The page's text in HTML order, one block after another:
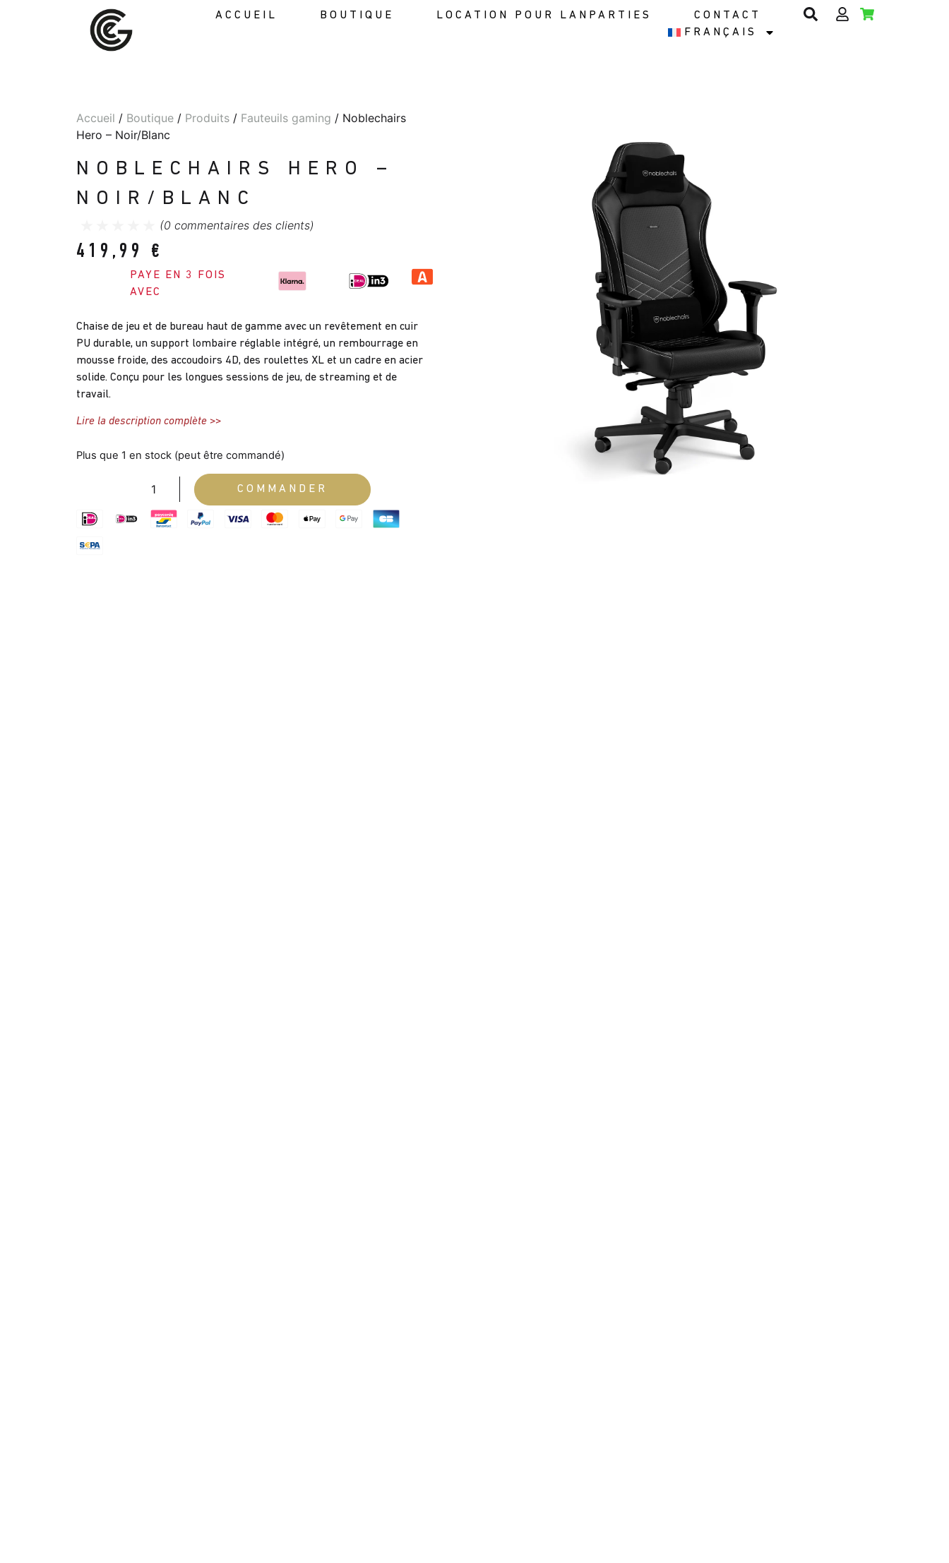
ACCUEIL BOUTIQUE LOCATION POUR LANPARTIES
CONTACT
FRANÇAIS
Accueil / Boutique/ Produits/ Fauteuils gaming / Noblechairs
Hero – Noir/Blanc
NOBLECHAIRS HERO –
NOIR/BLANC
(0commentaires des clients)
419,99 €
PAYE EN 3 FOIS
AVEC
Chaise de jeu et de bureau haut de gamme avec un revêtement en cuir
PU durable, un support lombaire réglable intégré, un rembourrage en
mousse froide, des accoudoirs 4D, des roulettes XL et un cadre en acier
solide. Conçu pour les longues sessions de jeu, de streaming et de
travail.
Lire la description complète >>
Plus que 1 en stock (peut être commandé)
COMMANDER